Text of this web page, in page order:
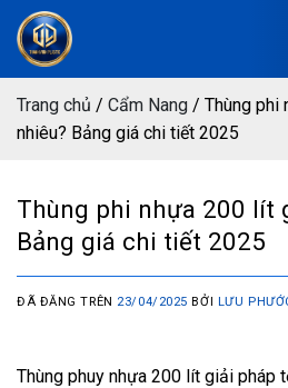
Chuyển
đến
dungTrang chủ / Cẩm Nang / Thùng phi
nhiêu? Bảng giá chi tiết 2025
Thùng phi nhựa 200 lít
Bảng giá chi tiết 2025
ĐÃ ĐĂNG TRÊN 23/04/2025 BỞI LƯU
Thùng phuy nhựa 200 lít giải pháp